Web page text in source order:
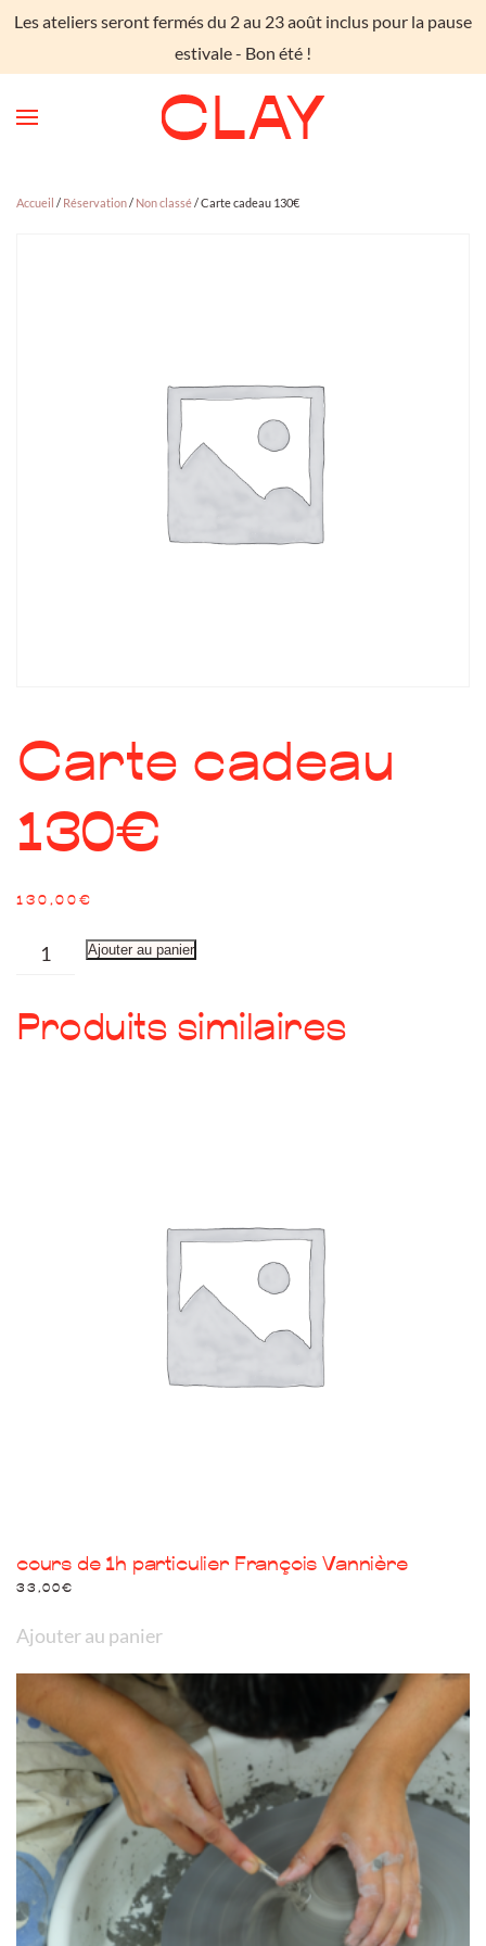
Les ateliers seront fermés du 2 au 23 août inclus pour la pause
estivale - Bon été !
Skip to main content
Accueil / Réservation/ Non classé/ Carte cadeau 130€
Carte cadeau
130€
130,00 €
quantité
Carte
cadeau
Ajouter au panier
Produits similaires
cours de 1h particulier François Vannière
33,00€
Ajouter au panier